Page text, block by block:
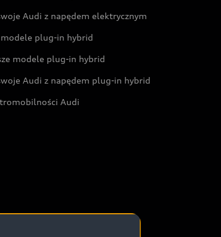
Audi z napędem elektrycznym
modele plug-in hybrid
modele plug-in hybrid
Audi z napędem plug-in hybrid
Audi